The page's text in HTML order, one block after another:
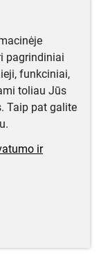
pagrindiniai
funkciniai,
toliau Jūs
Taip pat galite
ir